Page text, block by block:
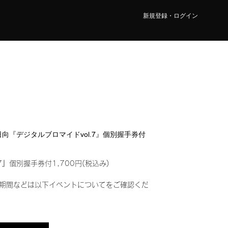
新規登録・ログイン
向『デジタルブロマイドvol.7』個別握手券付
』個別握手券付1,700円(税込み)
間などは以下イベントについてをご確認くだ